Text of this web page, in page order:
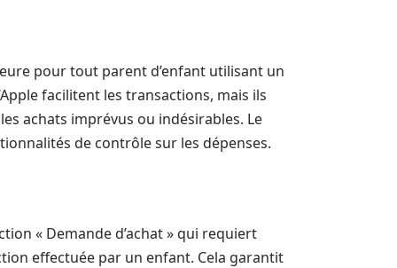
pour tout parent d’enfant utilisant un
facilitent les transactions, mais ils
achats imprévus ou indésirables. Le
de contrôle sur les dépenses.
« Demande d’achat » qui requiert
effectuée par un enfant. Cela garantit